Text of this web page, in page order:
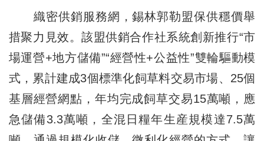
織密供銷服務網，錫林郭勒盟保供穩價舉
措聚力見效。該盟供銷合作社系統創新推行“市
場運營+地方儲備”“經營性+公益性”雙輪驅動模
式，累計建成3個標準化飼草料交易市場、25個
基層經營網點，年均完成飼草交易15萬噸，應
急儲備3.3萬噸，全混日糧年生産規模達7.5萬